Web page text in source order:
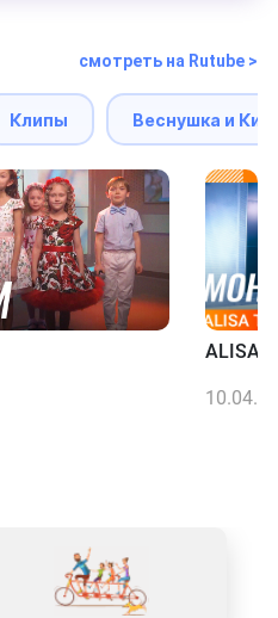
смотреть на Rutube >
Клипы Веснушка и
ALISA
10.04.26